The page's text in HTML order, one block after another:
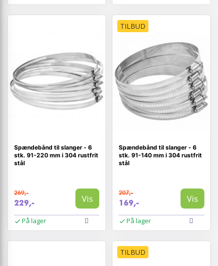
Spændebånd til slanger - 6
stk. 91-220 mm i 304 rustfrit
stål
269,-
229,- Vis
På lager
TILBUD
Spændebånd til slanger - 6
stk. 91-140 mm i 304 rustfrit
stål
207,-
169,- Vis
På lager
TILBUD